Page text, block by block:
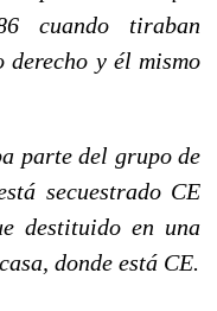
cuando tiraban
derecho y él mismo
parte del grupo de
secuestrado CE
destituido en una
donde está CE.